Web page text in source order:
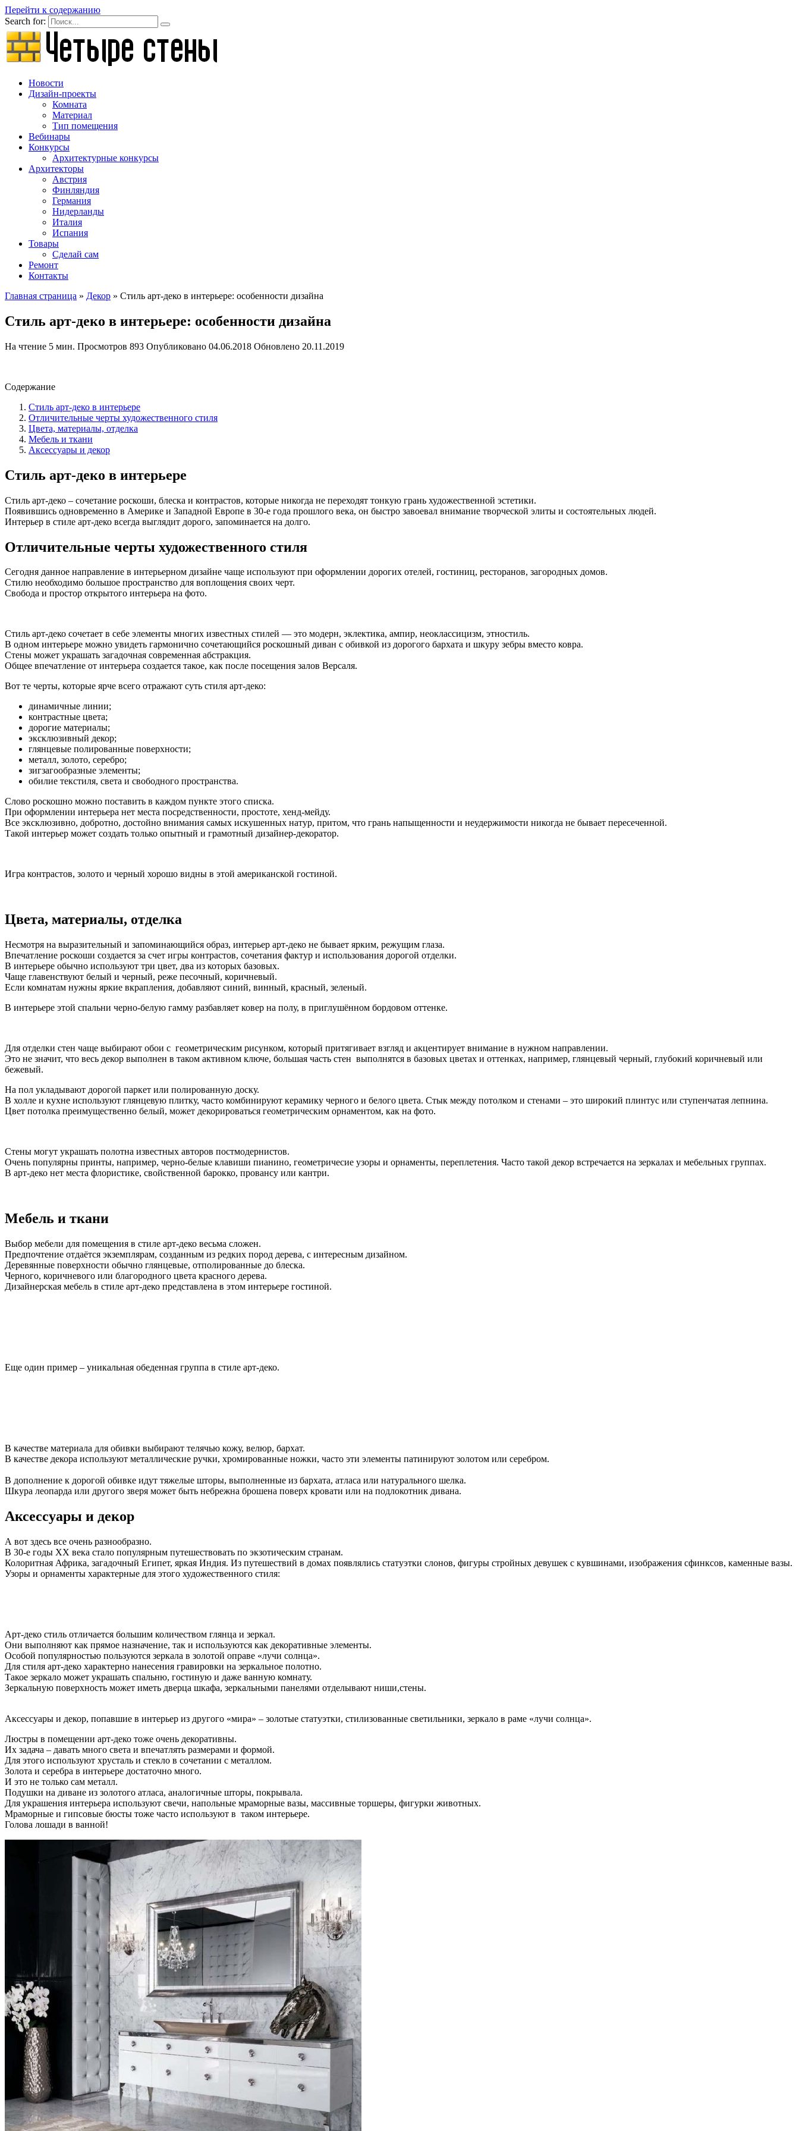
Перейти к содержанию
Search for:
Новости
Дизайн-проекты
Комната
Материал
Тип помещения
Вебинары
Конкурсы
Архитектурные конкурсы
Архитекторы
Австрия
Финляндия
Германия
Нидерланды
Италия
Испания
Товары
Сделай сам
Ремонт
Контакты
Главная страница » Декор » Стиль арт-деко в интерьере: особенности дизайна
Стиль арт-деко в интерьере: особенности дизайна
На чтение 5 мин. Просмотров 893 Опубликовано 04.06.2018 Обновлено 20.11.2019
Содержание
Стиль арт-деко в интерьере
Отличительные черты художественного стиля
Цвета, материалы, отделка
Мебель и ткани
Аксессуары и декор
Стиль арт-деко в интерьере
Стиль арт-деко – сочетание роскоши, блеска и контрастов, которые никогда не переходят тонкую грань художественной эстетики.
Появившись одновременно в Америке и Западной Европе в 30-е года прошлого века, он быстро завоевал внимание творческой элиты и состоятельных людей.
Интерьер в стиле арт-деко всегда выглядит дорого, запоминается на долго.
Отличительные черты художественного стиля
Сегодня данное направление в интерьерном дизайне чаще используют при оформлении дорогих отелей, гостиниц, ресторанов, загородных домов.
Стилю необходимо большое пространство для воплощения своих черт.
Свобода и простор открытого интерьера на фото.
Стиль арт-деко сочетает в себе элементы многих известных стилей — это модерн, эклектика, ампир, неоклассицизм, этностиль.
В одном интерьере можно увидеть гармонично сочетающийся роскошный диван с обивкой из дорогого бархата и шкуру зебры вместо ковра.
Стены может украшать загадочная современная абстракция.
Общее впечатление от интерьера создается такое, как после посещения залов Версаля.
Вот те черты, которые ярче всего отражают суть стиля арт-деко:
динамичные линии;
контрастные цвета;
дорогие материалы;
эксклюзивный декор;
глянцевые полированные поверхности;
металл, золото, серебро;
зигзагообразные элементы;
обилие текстиля, света и свободного пространства.
Слово роскошно можно поставить в каждом пункте этого списка.
При оформлении интерьера нет места посредственности, простоте, хенд-мейду.
Все эксклюзивно, добротно, достойно внимания самых искушенных натур, притом, что грань напыщенности и неудержимости никогда не бывает пересеченной.
Такой интерьер может создать только опытный и грамотный дизайнер-декоратор.
Игра контрастов, золото и черный хорошо видны в этой американской гостиной.
Цвета, материалы, отделка
Несмотря на выразительный и запоминающийся образ, интерьер арт-деко не бывает ярким, режущим глаза.
Впечатление роскоши создается за счет игры контрастов, сочетания фактур и использования дорогой отделки.
В интерьере обычно используют три цвет, два из которых базовых.
Чаще главенствуют белый и черный, реже песочный, коричневый.
Если комнатам нужны яркие вкрапления, добавляют синий, винный, красный, зеленый.
В интерьере этой спальни черно-белую гамму разбавляет ковер на полу, в приглушённом бордовом оттенке.
Для отделки стен чаще выбирают обои с геометрическим рисунком, который притягивает взгляд и акцентирует внимание в нужном направлении.
Это не значит, что весь декор выполнен в таком активном ключе, большая часть стен выполнятся в базовых цветах и оттенках, например, глянцевый черный, глубокий коричневый или
бежевый.
На пол укладывают дорогой паркет или полированную доску.
В холле и кухне используют глянцевую плитку, часто комбинируют керамику черного и белого цвета. Стык между потолком и стенами – это широкий плинтус или ступенчатая лепнина.
Цвет потолка преимущественно белый, может декорироваться геометрическим орнаментом, как на фото.
Стены могут украшать полотна известных авторов постмодернистов.
Очень популярны принты, например, черно-белые клавиши пианино, геометричесие узоры и орнаменты, переплетения. Часто такой декор встречается на зеркалах и мебельных группах.
В арт-деко нет места флористике, свойственной барокко, провансу или кантри.
Мебель и ткани
Выбор мебели для помещения в стиле арт-деко весьма сложен.
Предпочтение отдаётся экземплярам, созданным из редких пород дерева, с интересным дизайном.
Деревянные поверхности обычно глянцевые, отполированные до блеска.
Черного, коричневого или благородного цвета красного дерева.
Дизайнерская мебель в стиле арт-деко представлена в этом интерьере гостиной.
Еще один пример – уникальная обеденная группа в стиле арт-деко.
В качестве материала для обивки выбирают телячью кожу, велюр, бархат.
В качестве декора используют металлические ручки, хромированные ножки, часто эти элементы патинируют золотом или серебром.
В дополнение к дорогой обивке идут тяжелые шторы, выполненные из бархата, атласа или натурального шелка.
Шкура леопарда или другого зверя может быть небрежна брошена поверх кровати или на подлокотник дивана.
Аксессуары и декор
А вот здесь все очень разнообразно.
В 30-е годы XX века стало популярным путешествовать по экзотическим странам.
Колоритная Африка, загадочный Египет, яркая Индия. Из путешествий в домах появлялись статуэтки слонов, фигуры стройных девушек с кувшинами, изображения сфинксов, каменные вазы.
Узоры и орнаменты характерные для этого художественного стиля:
Арт-деко стиль отличается большим количеством глянца и зеркал.
Они выполняют как прямое назначение, так и используются как декоративные элементы.
Особой популярностью пользуются зеркала в золотой оправе «лучи солнца».
Для стиля арт-деко характерно нанесения гравировки на зеркальное полотно.
Такое зеркало может украшать спальню, гостиную и даже ванную комнату.
Зеркальную поверхность может иметь дверца шкафа, зеркальными панелями отделывают ниши,стены.
Аксессуары и декор, попавшие в интерьер из другого «мира» – золотые статуэтки, стилизованные светильники, зеркало в раме «лучи солнца».
Люстры в помещении арт-деко тоже очень декоративны.
Их задача – давать много света и впечатлять размерами и формой.
Для этого используют хрусталь и стекло в сочетании с металлом.
Золота и серебра в интерьере достаточно много.
И это не только сам металл.
Подушки на диване из золотого атласа, аналогичные шторы, покрывала.
Для украшения интерьера используют свечи, напольные мраморные вазы, массивные торшеры, фигурки животных.
Мраморные и гипсовые бюсты тоже часто используют в таком интерьере.
Голова лошади в ванной!